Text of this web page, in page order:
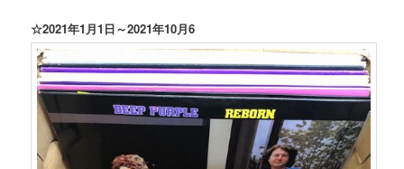
☆2021年1月1日～2021年10月6